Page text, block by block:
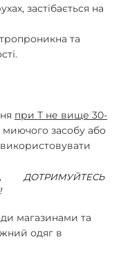
застібається на
та
при Т не вище 30-
миючого засобу або
магазинами та
одяг в